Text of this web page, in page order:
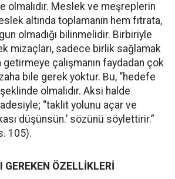
olmalıdır. Meslek ve meşreplerin
altında toplamanın hem fıtrata,
olmadığı bilinmelidir. Birbiriyle
mizaçları, sadece birlik sağlamak
getirmeye çalışmanın faydadan çok
bile gerek yoktur. Bu, “hedefe
olmalıdır. Aksi halde
“taklit yolunu açar ve
düşünsün.’ sözünü söylettirir.”
105).
GEREKEN ÖZELLİKLERİ